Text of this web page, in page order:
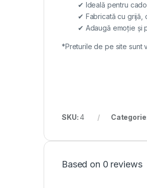
✔ Ideală pentru
✔ Fabricată cu grijă,
✔ Adaugă emoție și
*Preturile de pe site sunt
SKU:4
Based on 0 reviews